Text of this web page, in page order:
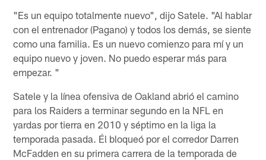
"Es un equipo totalmente nuevo", dijo Satele. "Al hablar
con el entrenador (Pagano) y todos los demás, se siente
como una familia. Es un nuevo comienzo para mí y un
equipo nuevo y joven. No puedo esperar más para
empezar. "
Satele y la línea ofensiva de Oakland abrió el camino
para los Raiders a terminar segundo en la NFL en
yardas por tierra en 2010 y séptimo en la liga la
temporada pasada. Él bloqueó por el corredor Darren
McFadden en su primera carrera de la temporada de